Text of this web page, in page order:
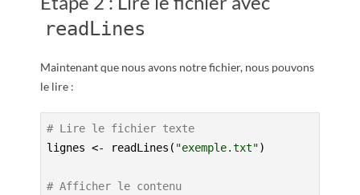
readLines
Maintenant que nous avons notre fichier, nous pouvons
le lire :
# Lire le fichier texte
lignes <- readLines( "exemple.txt")
# Afficher le contenu